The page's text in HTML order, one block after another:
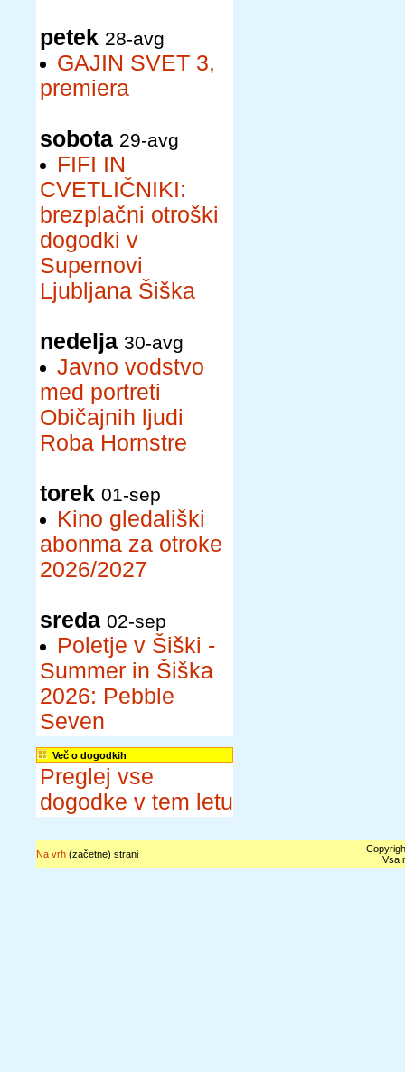
petek 28-avg
GAJIN SVET 3,
premiera
sobota 29-avg
FIFI IN
CVETLIČNIKI:
brezplačni otroški
dogodki v
Supernovi
Ljubljana Šiška
nedelja 30-avg
Javno vodstvo
med portreti
Običajnih ljudi
Roba Hornstre
torek 01-sep
Kino gledališki
abonma za otroke
2026/2027
sreda 02-sep
Poletje v Šiški -
Summer in Šiška
2026: Pebble
Seven
Več o dogodkih
Preglej vse
dogodke v tem letu
Na vrh(začetne) strani
Vsa